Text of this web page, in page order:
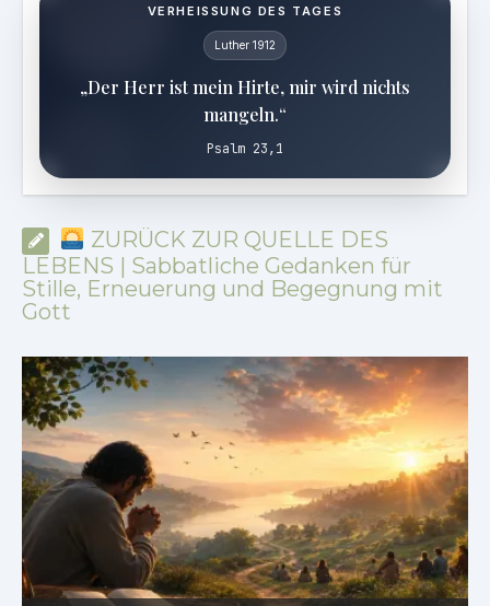
VERHEISSUNG DES TAGES
Luther 1912
„Der Herr ist mein Hirte, mir wird nichts
mangeln.“
Psalm 23,1
ZURÜCK ZUR QUELLE DES
LEBENS | Sabbatliche Gedanken für
Stille, Erneuerung und Begegnung mit
Gott